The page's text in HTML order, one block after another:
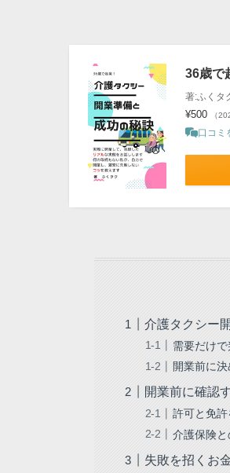
36歳で
著:ふくタ
¥500 （
口コミ
介護タクシー
需要だけ
開業前に
開業前に確認
許可と免
介護保険
失敗を招くお